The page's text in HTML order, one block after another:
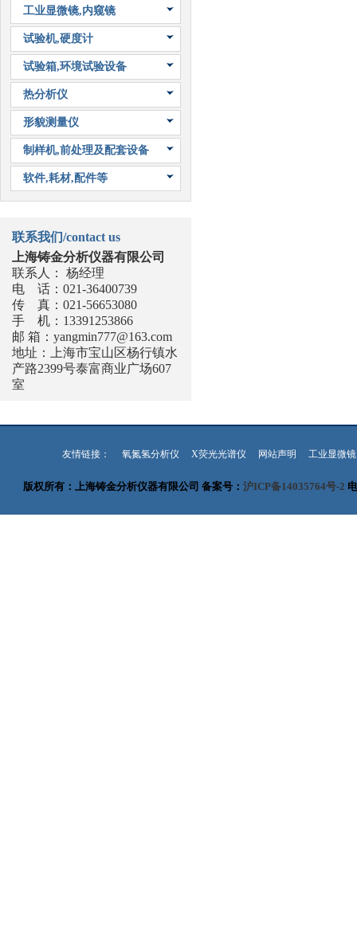
工业显微镜,内窥镜
试验机,硬度计
试验箱,环境试验设备
热分析仪
形貌测量仪
制样机,前处理及配套设备
软件,耗材,配件等
联系我们/contact us
上海铸金分析仪器有限公司
联系人： 杨经理
电 话：021-36400739
传 真：021-56653080
手 机：13391253866
邮 箱： yangmin777@163.com
地址：上海市宝山区杨行镇水
产路2399号泰富商业广场607
室
友情链接： 氧氮氢分析仪 X荧光光谱仪 网站声明 工业显微镜
版权所有：上海铸金分析仪器有限公司 备案号： 沪ICP备14035764号-2